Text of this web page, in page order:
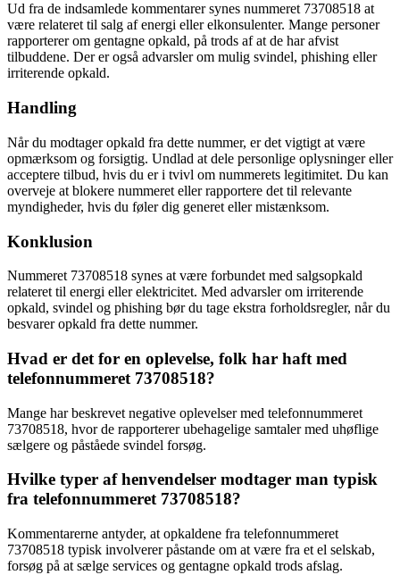
Ud fra de indsamlede kommentarer synes nummeret 73708518 at
være relateret til salg af energi eller elkonsulenter. Mange personer
rapporterer om gentagne opkald, på trods af at de har afvist
tilbuddene. Der er også advarsler om mulig svindel, phishing eller
irriterende opkald.
Handling
Når du modtager opkald fra dette nummer, er det vigtigt at være
opmærksom og forsigtig. Undlad at dele personlige oplysninger eller
acceptere tilbud, hvis du er i tvivl om nummerets legitimitet. Du kan
overveje at blokere nummeret eller rapportere det til relevante
myndigheder, hvis du føler dig generet eller mistænksom.
Konklusion
Nummeret 73708518 synes at være forbundet med salgsopkald
relateret til energi eller elektricitet. Med advarsler om irriterende
opkald, svindel og phishing bør du tage ekstra forholdsregler, når du
besvarer opkald fra dette nummer.
Hvad er det for en oplevelse, folk har haft med
telefonnummeret 73708518?
Mange har beskrevet negative oplevelser med telefonnummeret
73708518, hvor de rapporterer ubehagelige samtaler med uhøflige
sælgere og påståede svindel forsøg.
Hvilke typer af henvendelser modtager man typisk
fra telefonnummeret 73708518?
Kommentarerne antyder, at opkaldene fra telefonnummeret
73708518 typisk involverer påstande om at være fra et el selskab,
forsøg på at sælge services og gentagne opkald trods afslag.